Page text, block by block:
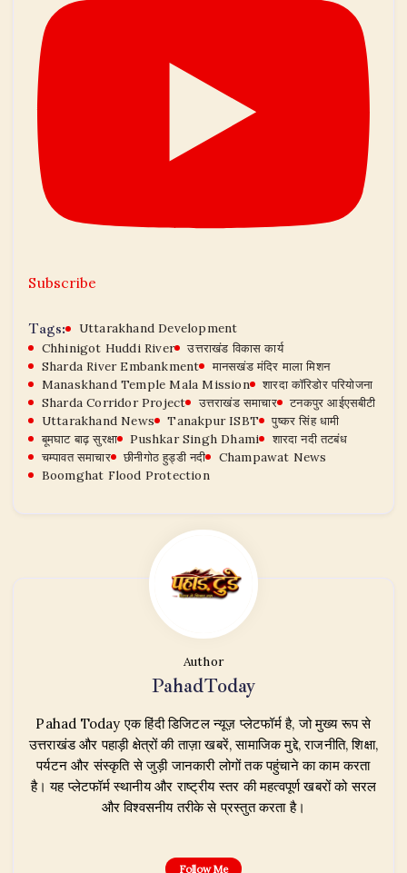
Subscribe
Tags:
Uttarakhand Development
Chhinigot Huddi River
उत्तराखंड विकास कार्य
Sharda River Embankment
मानसखंड मंदिर माला मिशन
Manaskhand Temple Mala Mission
शारदा कॉरिडोर परियोजना
Sharda Corridor Project
उत्तराखंड समाचार
टनकपुर आईएसबीटी
Uttarakhand News
Tanakpur ISBT
पुष्कर सिंह धामी
बूमघाट बाढ़ सुरक्षा
Pushkar Singh Dhami
शारदा नदी तटबंध
चम्पावत समाचार
छीनीगोठ हुड्डी नदी
Champawat News
Boomghat Flood Protection
Author
PahadToday
Pahad Today एक हिंदी डिजिटल न्यूज़ प्लेटफॉर्म है, जो मुख्य रूप से
उत्तराखंड और पहाड़ी क्षेत्रों की ताज़ा खबरें, सामाजिक मुद्दे, राजनीति, शिक्षा,
पर्यटन और संस्कृति से जुड़ी जानकारी लोगों तक पहुंचाने का काम करता
है। यह प्लेटफॉर्म स्थानीय और राष्ट्रीय स्तर की महत्वपूर्ण खबरों को सरल
और विश्वसनीय तरीके से प्रस्तुत करता है।
Follow Me